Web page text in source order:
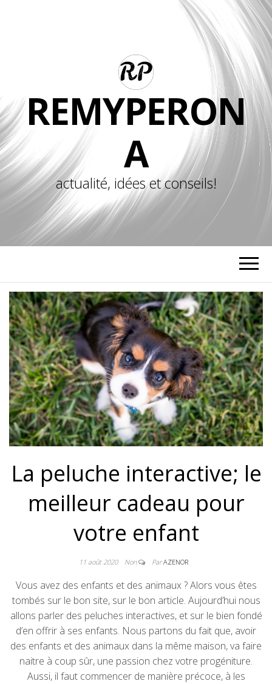
REMYPERON
A
actualité, idées et conseils!
La peluche interactive; le
meilleur cadeau pour
votre enfant
11 août 2020 Non ParAZENOR
Vous avez des enfants et des animaux ? Alors vous êtes
tombés sur le bon site, sur le bon article. Aujourd’hui nous
allons parler des peluches interactives, et sur le bien fondé
d’en offrir à ses enfants. Nous partons du fait que, avoir
des enfants et des animaux dans la même maison, va faire
naitre à coup sûr, une passion chez votre progéniture.
Aussi, il faut commencer de manière précoce, à les